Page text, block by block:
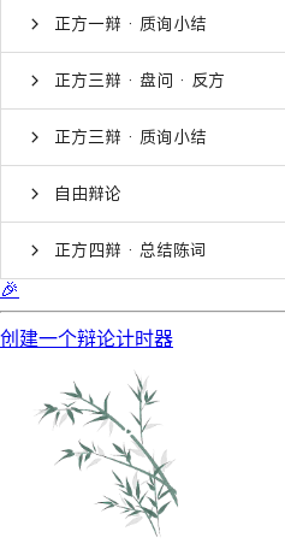
正方一辩 · 质询小结
正方三辩 · 盘问 · 反方
正方三辩 · 质询小结
自由辩论
正方四辩 · 总结陈词
🎉
创建一个辩论计时器